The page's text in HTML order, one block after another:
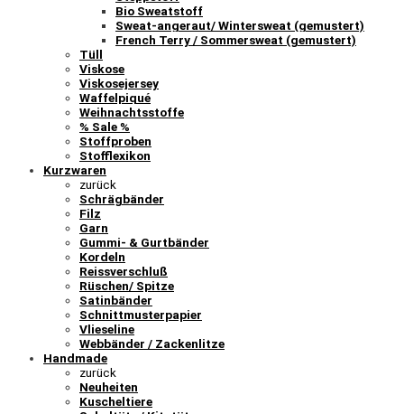
Bio Sweatstoff
Sweat-angeraut/ Wintersweat (gemustert)
French Terry / Sommersweat (gemustert)
Tüll
Viskose
Viskosejersey
Waffelpiqué
Weihnachtsstoffe
% Sale %
Stoffproben
Stofflexikon
Kurzwaren
zurück
Schrägbänder
Filz
Garn
Gummi- & Gurtbänder
Kordeln
Reissverschluß
Rüschen/ Spitze
Satinbänder
Schnittmusterpapier
Vlieseline
Webbänder / Zackenlitze
Handmade
zurück
Neuheiten
Kuscheltiere